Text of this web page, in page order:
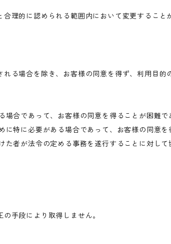
理的に認められる範囲内において変更すること
る場合を除き、お客様の同意を得ず、利用目的
場合であって、お客様の同意を得ることが困難で
に特に必要がある場合であって、お客様の同意
た者が法令の定める事務を遂行することに対し
手段により取得しません。